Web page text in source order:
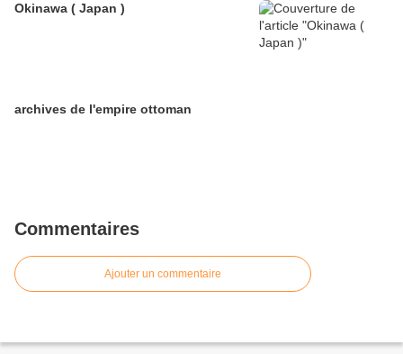
Okinawa ( Japan )
archives de l'empire ottoman
Commentaires
Ajouter un commentaire